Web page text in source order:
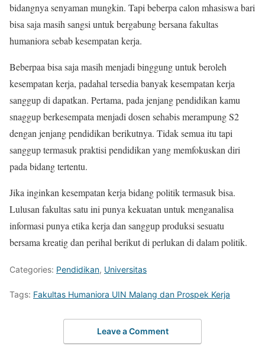
bidangnya senyaman mungkin. Tapi beberpa calon mhasiswa bari
bisa saja masih sangsi untuk bergabung bersana fakultas
humaniora sebab kesempatan kerja.
Beberpaa bisa saja masih menjadi binggung untuk beroleh
kesempatan kerja, padahal tersedia banyak kesempatan kerja
sanggup di dapatkan. Pertama, pada jenjang pendidikan kamu
snaggup berkesempata menjadi dosen sehabis merampung S2
dengan jenjang pendidikan berikutnya. Tidak semua itu tapi
sanggup termasuk praktisi pendidikan yang memfokuskan diri
pada bidang tertentu.
Jika inginkan kesempatan kerja bidang politik termasuk bisa.
Lulusan fakultas satu ini punya kekuatan untuk menganalisa
informasi punya etika kerja dan sanggup produksi sesuatu
bersama kreatig dan perihal berikut di perlukan di dalam politik.
Categories: Pendidikan, Universitas
Tags: Fakultas Humaniora UIN Malang dan Prospek Kerja
Leave a Comment